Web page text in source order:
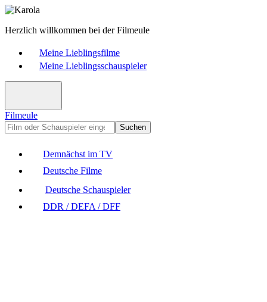
Herzlich willkommen bei der Filmeule
Meine Lieblingsfilme
Meine Lieblingsschauspieler
Filmeule
Suchen
Demnächst im TV
Deutsche Filme
Deutsche Schauspieler
DDR / DEFA / DFF